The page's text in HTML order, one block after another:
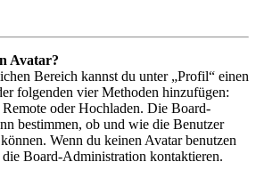
Avatar?
Bereich kannst du unter „Profil“ einen
folgenden vier Methoden hinzufügen:
oder Hochladen. Die Board-
bestimmen, ob und wie die Benutzer
Wenn du keinen Avatar benutzen
die Board-Administration kontaktieren.